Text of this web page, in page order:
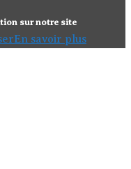
sur notre site
En savoir plus